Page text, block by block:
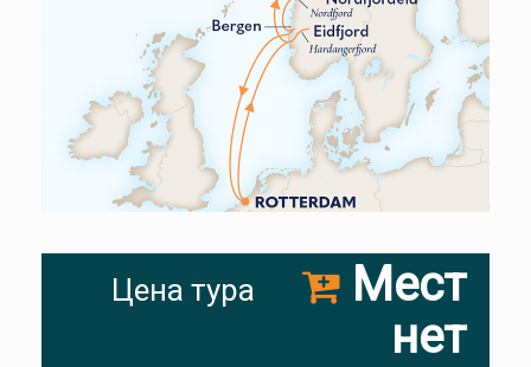
Цена тура
Мест
нет